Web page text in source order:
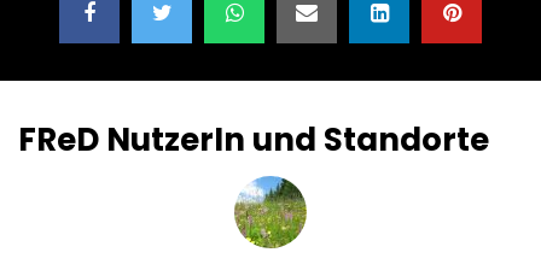
FReD NutzerIn und Standorte